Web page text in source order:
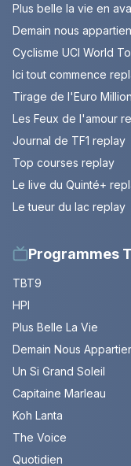
Plus belle la vie en
Demain nous
Cyclisme UCI World
Ici tout commence
Tirage de l'Euro
Les Feux de l'amour
Journal de TF1 replay
Top courses replay
Le live du Quinté+
Le tueur du lac replay
Programmes
TBT9
HPI
Plus Belle La Vie
Demain Nous
Un Si Grand Soleil
Capitaine Marleau
Koh Lanta
The Voice
Quotidien